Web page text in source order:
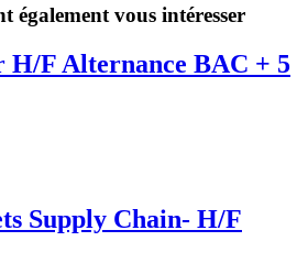
également vous intéresser
F Alternance BAC + 5
Supply Chain- H/F